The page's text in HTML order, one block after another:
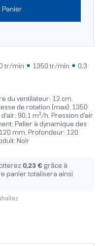
Panier
0 tr/min 1350 tr/min
0,3
du ventilateur: 12 cm,
de rotation (max): 1350
90,1 m³/h, Pression d'air
Palier à dynamique des
mm, Profondeur: 120
Noir
0,23 € grâce à
panier totalisera ainsi